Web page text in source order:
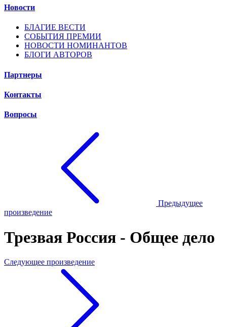
Новости
БЛАГИЕ ВЕСТИ
СОБЫТИЯ ПРЕМИИ
НОВОСТИ НОМИНАНТОВ
БЛОГИ АВТОРОВ
Партнеры
Контакты
Вопросы
Предыдущее
произведение
Трезвая Россия - Общее дело
Следующее произведение